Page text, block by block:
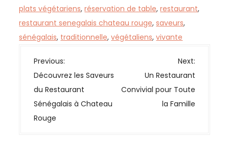
plats végétariens,réservation de table,restaurant,
restaurant senegalais chateau rouge,saveurs,
sénégalais, traditionnelle,végétaliens,vivante
N
a
v
i
g
Previous:
Découvrez les Saveurs
du Restaurant
Sénégalais à Chateau
Rouge
Next:
Un Restaurant
Convivial pour Toute
la Famille